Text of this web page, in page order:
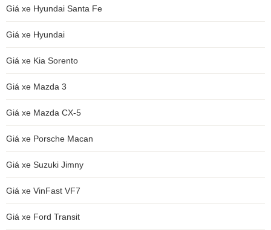
Giá xe Hyundai Santa Fe
Giá xe Hyundai
Giá xe Kia Sorento
Giá xe Mazda 3
Giá xe Mazda CX-5
Giá xe Porsche Macan
Giá xe Suzuki Jimny
Giá xe VinFast VF7
Giá xe Ford Transit